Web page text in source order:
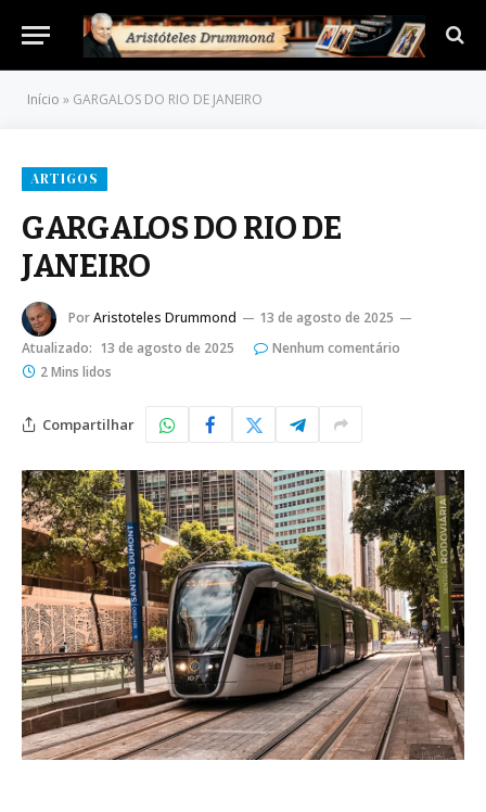
Início » GARGALOS DO RIO DE JANEIRO
ARTIGOS
GARGALOS DO RIO DE
JANEIRO
PorAristoteles Drummond
13 de agosto de 2025
Atualizado: 13 de agosto de 2025
Nenhum comentário
2 Mins lidos
Compartilhar